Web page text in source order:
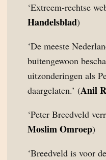
‘Extreem-rechtse
Handelsblad)
‘De meeste
buitengewoon
uitzonderingen als
daargelaten.’ (Anil
‘Peter Breedveld
Moslim Omroep)
‘Breedveld is voor